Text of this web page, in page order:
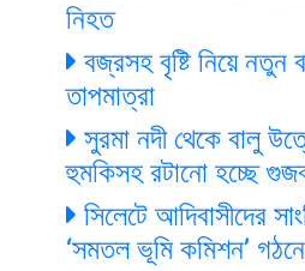
নিহত
বজ্রসহ বৃষ্টি নিয়ে নতুন
তাপমাত্রা
সুরমা নদী থেকে বালু
হুমকিসহ রটানো হচ্ছে
সিলেটে আদিবাসীদের
‘সমতল ভূমি কমিশন’